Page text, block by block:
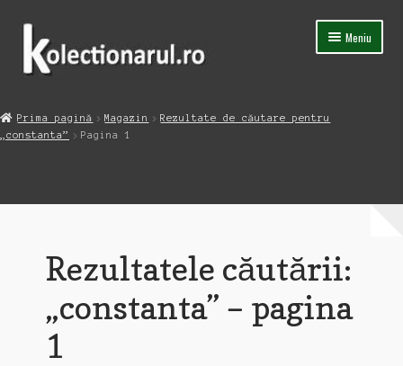
Sari
navigare
Sari
conținut
Meniu
Magazin
Contact
Prima pagină Magazin
Rezultate de căutare pentru
„constanta”
Pagina 1
Rezultatele căutării:
„constanta” – pagina
1